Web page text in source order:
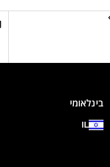
בינלאומי
IL